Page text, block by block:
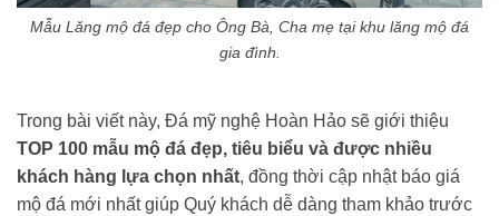
Mẫu Lăng mộ đá đẹp cho Ông Bà, Cha mẹ tại khu lăng mộ đá
gia đình.
Trong bài viết này, Đá mỹ nghệ Hoàn Hảo sẽ giới thiệu
TOP 100 mẫu mộ đá đẹp, tiêu biểu và được nhiều
khách hàng lựa chọn nhất, đồng thời cập nhật báo giá
mộ đá mới nhất giúp Quý khách dễ dàng tham khảo trước